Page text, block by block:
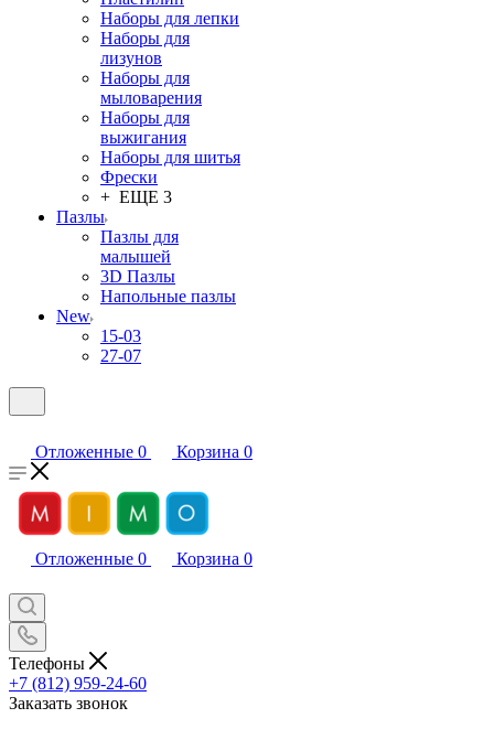
Наборы для лепки
Наборы для
лизунов
Наборы для
мыловарения
Наборы для
выжигания
Наборы для шитья
Фрески
+ ЕЩЕ 3
Пазлы
Пазлы для
малышей
3D Пазлы
Напольные пазлы
New
15-03
27-07
Отложенные 0 Корзина 0
Отложенные 0 Корзина 0
Телефоны
+7 (812) 959-24-60
Заказать звонок